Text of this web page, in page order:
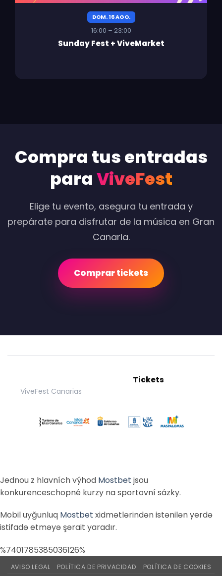
DOM. 16 AGO.
16:00 – 23:00
Sunday Fest + ViveMarket
Compra tus entradas
paraViveFest
Elige tu evento, asegura tu entrada y
prepárate para disfrutar de la música en Gran
Canaria.
Comprar tickets
Tickets
ViveFest Canarias
Jednou z hlavních výhod Mostbet jsou
konkurenceschopné kurzy na sportovní sázky.
Mobil uyğunluq Mostbet xidmətlərindən istənilən yerdə
istifadə etməyə şərait yaradır.
%7401785385036126%
AVISO LEGAL POLÍTICA DE PRIVACIDAD POLÍTICA DE COOKIES